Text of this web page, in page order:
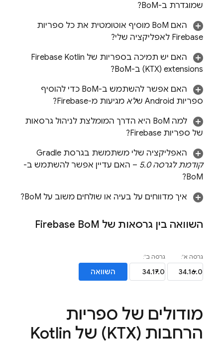
שמוגדרת ב-BoM
?
האם BoM מוסיף אוטומטית את כל ספריות
Firebase לאפליקציה שלי?
האם יש תמיכה בספריות של Firebase Kotlin
extensions‏ (KTX) ב-
BoM
?
האם אפשר להשתמש ב-BoM כדי להוסיף
ספריות Android ש
לא מגיעות מ-Firebase?
למה BoM היא הדרך המומלצת לניהול גרסאות
של ספריות Firebase?
האפליקציה שלי משתמשת בגרסת Gradle
קודמת לגרסה 5.0
– האם עדיין אפשר להשתמש ב-
BoM
?
איך מדווחים על בעיה או שולחים משוב על BoM
?
השוואה בין גרסאות של Firebase BoM
מודולים של ספריות
הרחבות (KTX) של Kotlin